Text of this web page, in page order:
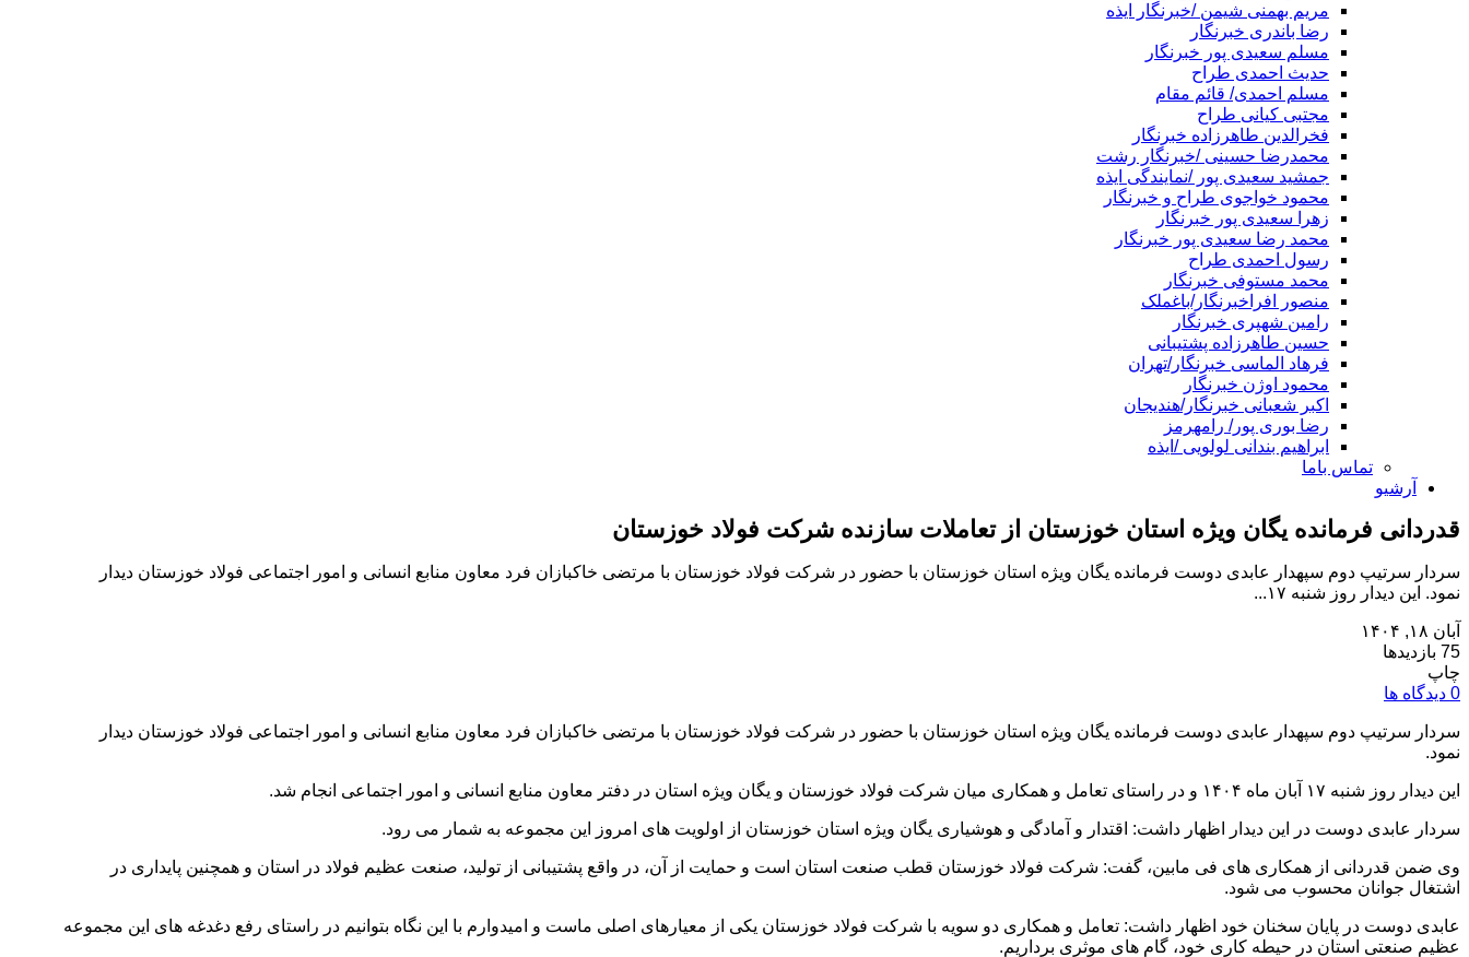
مریم بهمنی شیمن /خبرنگار ایذه
رضا باندری خبرنگار
مسلم سعیدی پور خبرنگار
حدیث احمدی طراح
مسلم احمدی/ قائم مقام
مجتبی کیانی طراح
فخرالدین طاهرزاده خبرنگار
محمدرضا حسینی /خبرنگار رشت
جمشید سعیدی پور /نمایندگی ایذه
محمود خواجوی طراح و خبرنگار
زهرا سعیدی پور خبرنگار
محمد رضا سعیدی پور خبرنگار
رسول احمدی طراح
محمد مستوفی خبرنگار
منصور افراخبرنگار/باغملک
رامین شهپری خبرنگار
حسین طاهرزاده پشتیبانی
فرهاد الماسی خبرنگار/تهران
محمود اوژن خبرنگار
اکبر شعبانی خبرنگار/هندیجان
رضا بوری پور/ رامهرمز
ابراهیم بندانی لولویی /ایذه
تماس باما
آرشیو
قدردانی فرمانده یگان ویژه استان خوزستان از تعاملات سازنده شرکت فولاد خوزستان
سردار سرتیپ دوم سپهدار عابدی دوست فرمانده یگان ویژه استان خوزستان با حضور در شرکت فولاد خوزستان با مرتضی خاکبازان فرد معاون منابع انسانی و امور اجتماعی فولاد خوزستان دیدار
نمود. این دیدار روز شنبه ۱۷...
آبان ۱۸, ۱۴۰۴
75 بازدیدها
چاپ
0 دیدگاه ها
سردار سرتیپ دوم سپهدار عابدی دوست فرمانده یگان ویژه استان خوزستان با حضور در شرکت فولاد خوزستان با مرتضی خاکبازان فرد معاون منابع انسانی و امور اجتماعی فولاد خوزستان دیدار
نمود.
این دیدار روز شنبه ۱۷ آبان ماه ۱۴۰۴ و در راستای تعامل و همکاری میان شرکت فولاد خوزستان و یگان ویژه استان در دفتر معاون منابع انسانی و امور اجتماعی انجام شد.
سردار عابدی دوست در این دیدار اظهار داشت: اقتدار و آمادگی و هوشیاری یگان ویژه استان خوزستان از اولویت های امروز این مجموعه به شمار می رود.
وی ضمن قدردانی از همکاری های فی مابین، گفت: شرکت فولاد خوزستان قطب صنعت استان است و حمایت از آن، در واقع پشتیبانی از تولید، صنعت عظیم فولاد در استان و همچنین پایداری در
اشتغال جوانان محسوب می شود.
عابدی دوست در پایان سخنان خود اظهار داشت: تعامل و همکاری دو سویه با شرکت فولاد خوزستان یکی از معیارهای اصلی ماست و امیدوارم با این نگاه بتوانیم در راستای رفع دغدغه های این مجموعه
عظیم صنعتی استان در حیطه کاری خود، گام های موثری برداریم.